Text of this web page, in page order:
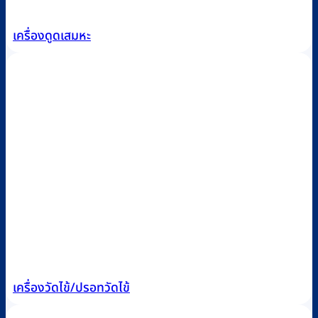
เครื่องดูดเสมหะ
เครื่องวัดไข้/ปรอทวัดไข้